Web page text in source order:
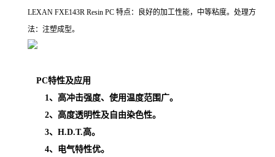
LEXAN FXE143R Resin PC 特点：良好的加工性能，中等粘度。处理方
法：注塑成型。
PC特性及应用
1、高冲击强度、使用温度范围广。
2、高度透明性及自由染色性。
3、H.D.T.高。
4、电气特性优。